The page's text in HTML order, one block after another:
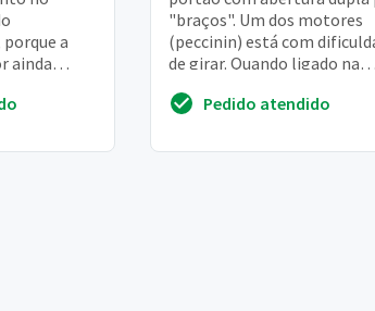
a
ainda
do
"braços". Um dos motores
(peccinin) está com
de girar. Quando ligado na
somente se der...
Pedido atendido